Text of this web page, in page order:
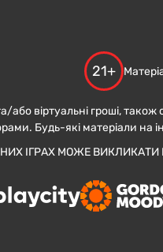
21+
віртуальні гроші,
Будь-які матеріали
ІГРАХ МОЖЕ ВИКЛИКАТИ